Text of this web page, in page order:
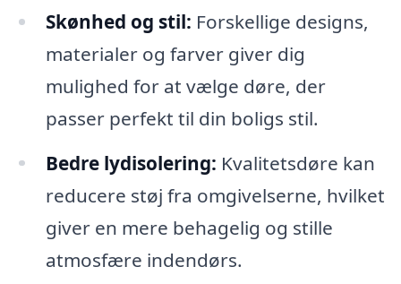
Skønhed og stil: Forskellige designs,
materialer og farver giver dig
mulighed for at vælge døre, der
passer perfekt til din boligs stil.
Bedre lydisolering: Kvalitetsdøre kan
reducere støj fra omgivelserne, hvilket
giver en mere behagelig og stille
atmosfære indendørs.